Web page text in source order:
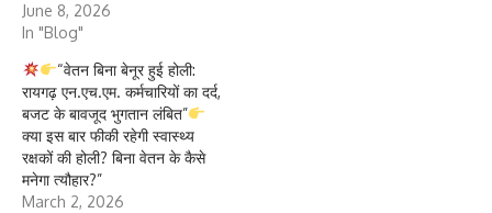
June 8, 2026
In "Blog"
“वेतन बिना बेनूर हुई होली:
रायगढ़ एन.एच.एम. कर्मचारियों का दर्द,
बजट के बावजूद भुगतान लंबित”
क्या इस बार फीकी रहेगी स्वास्थ्य
रक्षकों की होली? बिना वेतन के कैसे
मनेगा त्यौहार?”
March 2, 2026